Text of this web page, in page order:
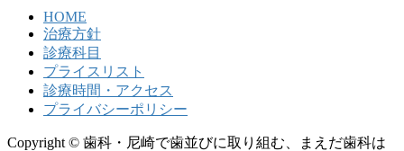
HOME
治療方針
診療科目
プライスリスト
診療時間・アクセス
プライバシーポリシー
Copyright © 歯科・尼崎で歯並びに取り組む、まえだ歯科は